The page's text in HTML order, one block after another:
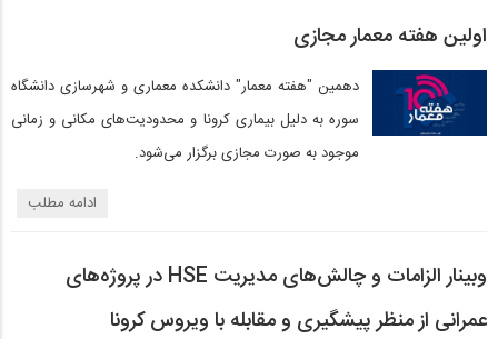
اولین هفته معمار مجازی
دهمین "هفته معمار" دانشکده معماری و شهرسازی دانشگاه
سوره به دلیل بیماری کرونا و محدودیت‌های مکانی و زمانی
موجود به صورت مجازی برگزار می‌شود.
ادامه مطلب
وبینار الزامات و چالش‌های مدیریت HSE در پروژه‌های
عمرانی از منظر پیشگیری و مقابله با ویروس کرونا